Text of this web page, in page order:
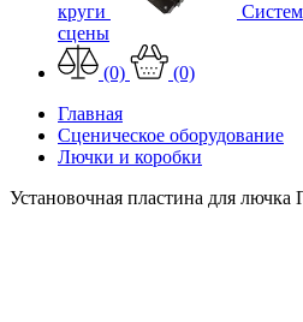
круги
сцены
(0)
(0)
Главная
Сценическое оборудование
Лючки и коробки
Установочная пластина для лючка